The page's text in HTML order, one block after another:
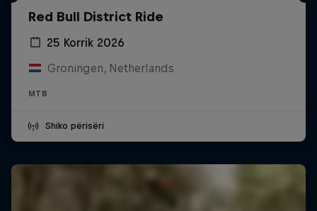
Red Bull District Ride
25 Korrik 2026
Groningen, Netherlands
MTB
Shiko përisëri